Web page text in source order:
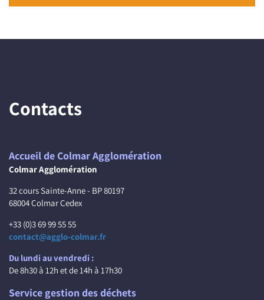
Contacts
Accueil de Colmar Agglomération
Colmar Agglomération
32 cours Sainte-Anne - BP 80197
68004 Colmar Cedex
+33 (0)3 69 99 55 55
contact@agglo-colmar.fr
Du lundi au vendredi :
De 8h30 à 12h et de 14h à 17h30
Service gestion des déchets